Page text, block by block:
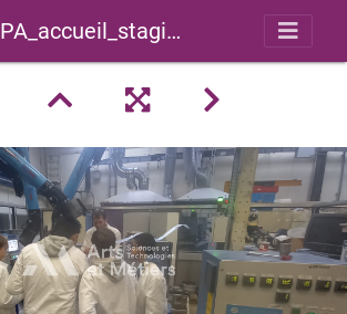
PA_accueil_stagiaires_3e_2023_0040